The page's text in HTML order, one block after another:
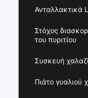
Ανταλλακτικά
Στόχος
του πυριτίου
Συσκευή
Πιάτο γυαλιού